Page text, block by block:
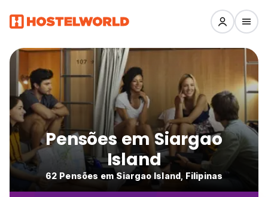
Pensões em Siargao
Island
62 Pensões em Siargao Island, Filipinas